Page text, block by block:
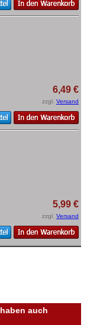
6,49 €
zzgl. Versand
5,99 €
zzgl. Versand
auch